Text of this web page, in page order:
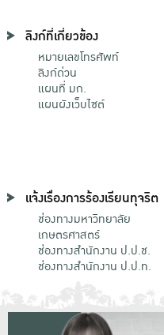
ลิงก์ที่เกี่ยวข้อง
หมายเลขโทรศัพท์
ลิงก์ด่วน
แผนที่ มก.
แผนผังเว็บไซต์
แจ้งเรื่องการร้องเรียนทุจริต
ช่องทางมหาวิทยาลัย
เกษตรศาสตร์
ช่องทางสำนักงาน ป.ป.ช.
ช่องทางสำนักงาน ป.ป.ท.